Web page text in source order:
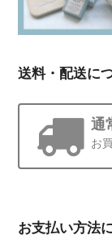
送料・配送に
通
お
お支払い方法